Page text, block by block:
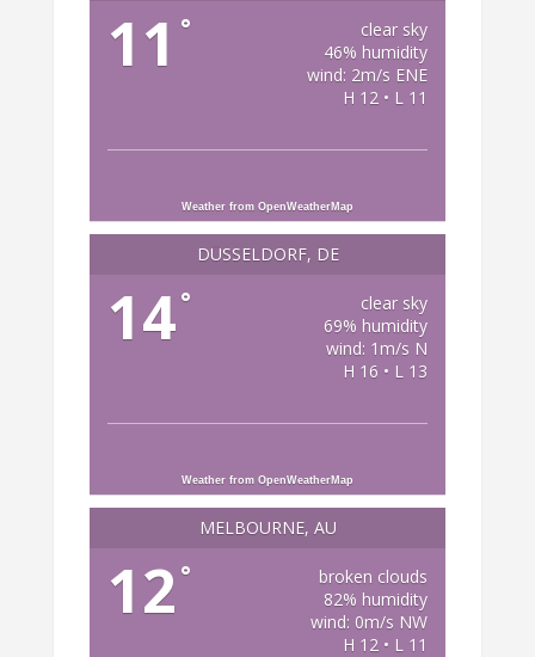
11 °
clear sky
46% humidity
wind: 2m/s ENE
H 12 • L 11
Weather from OpenWeatherMap
DÜSSELDORF, DE
14°
clear sky
69% humidity
wind: 1m/s N
H 16 • L 13
Weather from OpenWeatherMap
MELBOURNE, AU
12 °
broken clouds
82% humidity
wind: 0m/s NW
H 12 • L 11